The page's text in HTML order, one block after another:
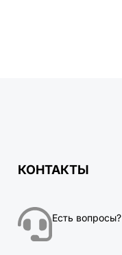
КОНТАКТЫ
Есть вопросы?